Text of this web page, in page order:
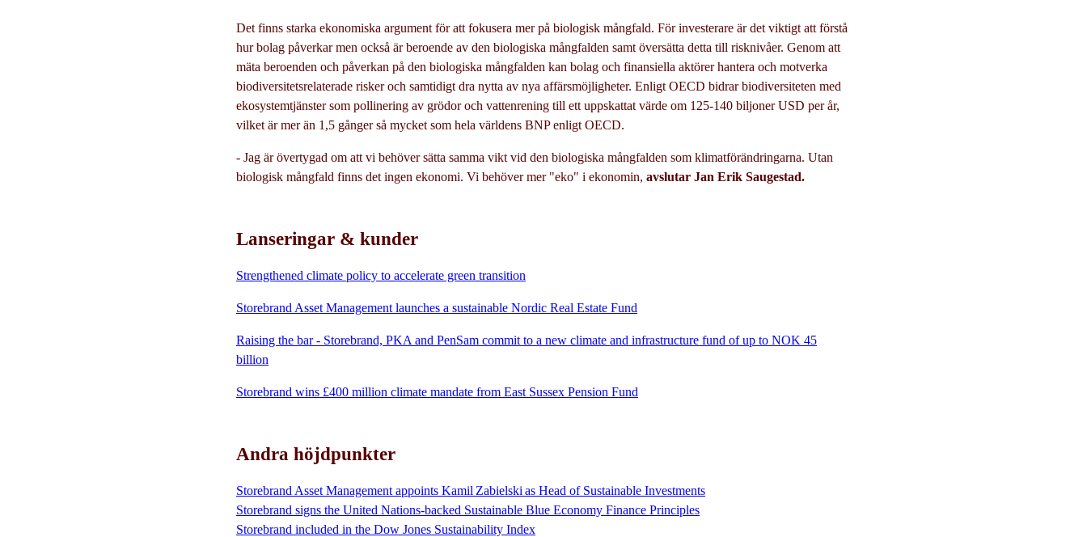
Det finns starka ekonomiska argument för att fokusera mer på biologisk mångfald. För investerare är det viktigt att förstå
hur bolag påverkar men också är beroende av den biologiska mångfalden samt översätta detta till risknivåer. Genom att
mäta beroenden och påverkan på den biologiska mångfalden kan bolag och finansiella aktörer hantera och motverka
biodiversitetsrelaterade risker och samtidigt dra nytta av nya affärsmöjligheter. Enligt OECD bidrar biodiversiteten med
ekosystemtjänster som pollinering av grödor och vattenrening till ett uppskattat värde om 125-140 biljoner USD per år,
vilket är mer än 1,5 gånger så mycket som hela världens BNP enligt OECD.
- Jag är övertygad om att vi behöver sätta samma vikt vid den biologiska mångfalden som klimatförändringarna. Utan
biologisk mångfald finns det ingen ekonomi. Vi behöver mer "eko" i ekonomin, avslutar Jan Erik Saugestad.
Lanseringar & kunder
Strengthened climate policy to accelerate green transition
Storebrand Asset Management launches a sustainable Nordic Real Estate Fund
Raising the bar - Storebrand, PKA and PenSam commit to a new climate and infrastructure fund of up to NOK 45
billion
Storebrand wins £400 million climate mandate from East Sussex Pension Fund
Andra höjdpunkter
S​torebrand Asset Management appoints Kamil Zabielski as Head of Sustainable Investments
Storebrand signs the United Nations-backed Sustainable Blue Economy Finance Principles
Storebrand included in the Dow Jones Sustainability Index